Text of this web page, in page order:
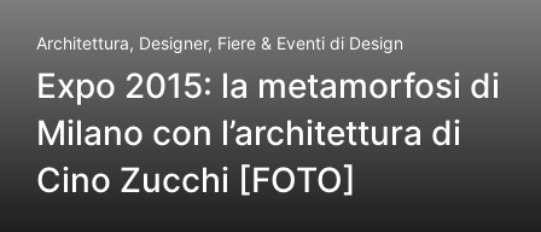
Architettura, Designer, Fiere & Eventi di Design
Expo 2015: la metamorfosi di
Milano con l’architettura di
Cino Zucchi [FOTO]